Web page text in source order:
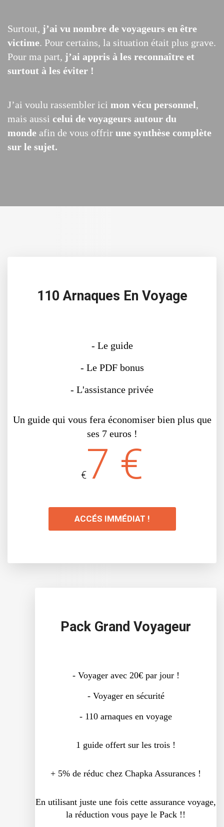
Surtout, j’ai vu nombre de voyageurs en être
victime. Pour certains, la situation était plus grave.
Pour ma part, j’ai appris à les reconnaître et
surtout à les éviter !
J’ai voulu rassembler ici mon vécu personnel,
mais aussi celui de voyageurs autour du
monde afin de vous offrir une synthèse complète
sur le sujet.
110 Arnaques En Voyage
- Le guide
- Le PDF bonus
- L'assistance privée
Un guide qui vous fera économiser bien plus que
ses 7 euros !
€7 €
ACCÉS IMMÉDIAT !
Pack Grand Voyageur
- Voyager avec 20€ par jour !
- Voyager en sécurité
- 110 arnaques en voyage
1 guide offert sur les trois !
+ 5% de réduc chez Chapka Assurances !
En utilisant juste une fois cette assurance voyage,
la réduction vous paye le Pack !!